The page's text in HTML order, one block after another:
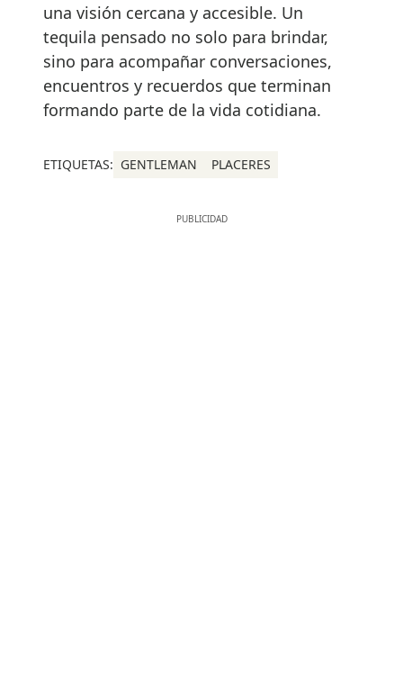
una visión cercana y accesible. Un
tequila pensado no solo para brindar,
sino para acompañar conversaciones,
encuentros y recuerdos que terminan
formando parte de la vida cotidiana.
ETIQUETAS: GENTLEMAN PLACERES